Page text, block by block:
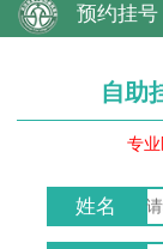
预约挂号
自助
专
姓名